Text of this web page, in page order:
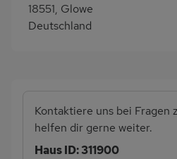
18551, Glowe
Deutschland
Kontaktiere uns bei Fragen
helfen dir gerne weiter.
Haus ID: 311900